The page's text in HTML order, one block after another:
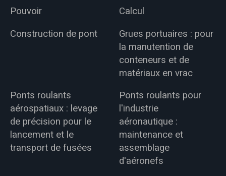
Pouvoir
Calcul
Construction de pont
Grues portuaires : pour
la manutention de
conteneurs et de
matériaux en vrac
Ponts roulants
aérospatiaux : levage
de précision pour le
lancement et le
transport de fusées
Ponts roulants pour
l'industrie
aéronautique :
maintenance et
assemblage
d'aéronefs